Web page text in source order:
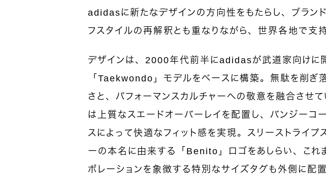
adidasに新たなデザインの方向性をもたらし、ブラン
フスタイルの再解釈とも重なりながら、世界各地で支
デザインは、2000年代前半にadidasが武道家向けに
「Taekwondo」モデルをベースに構築。無駄を削ぎ
さと、パフォーマンスカルチャーへの敬意を融合させて
は上質なスエードオーバーレイを配置し、バンジーコ
スによって快適なフィット感を実現。スリーストライプ
ーの本名に由来する「Benito」ロゴをあしらい、これ
ボレーションを象徴する特別なサイズタグも外側に配置